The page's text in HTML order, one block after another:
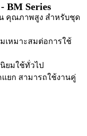
BM Series
น คุณภาพสูง สำหรับชุด
เหมาะสมต่อการใช้
ยมใช้ทั่วไป
ยก สามารถใช้งานคู่